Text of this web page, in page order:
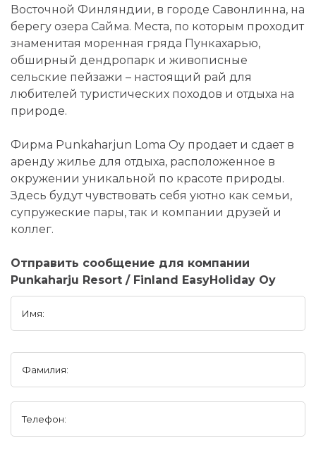
Восточной Финляндии, в городе Савонлинна, на
берегу озера Сайма. Места, по которым проходит
знаменитая моренная гряда Пункахарью,
обширный дендропарк и живописные
сельские пейзажи – настоящий рай для
любителей туристических походов и отдыха на
природе.
Фирма Punkaharjun Loma Oy продает и сдает в
аренду жилье для отдыха, расположенное в
окружении уникальной по красоте природы.
Здесь будут чувствовать себя уютно как семьи,
супружеские пары, так и компании друзей и
коллег.
Отправить сообщение для компании
Punkaharju Resort / Finland EasyHoliday Oy
Имя:
Фамилия:
Телефон: